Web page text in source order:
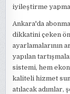
iyileştirme yapma
Ankara'da
dikkatini çeken
ayarlamalarının
yapılan
sistemi, hem
kaliteli hizmet
atılacak adımlar,